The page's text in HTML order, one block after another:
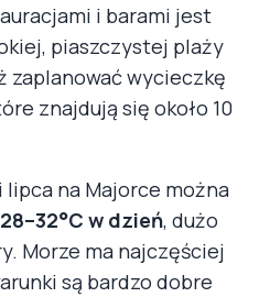
i barami jest
piaszczystej plaży
zaplanować wycieczkę
znajdują się około 10
lipca na Majorce można
28–32°C w dzień, dużo
Morze ma najczęściej
są bardzo dobre